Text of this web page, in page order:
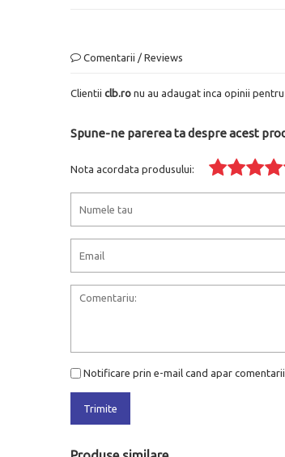
Comentarii / Reviews
Clientii clb.ro nu au adaugat inca opinii
Spune-ne parerea ta despre acest
Nota acordata produsului:
Notificare prin e-mail cand apar
Trimite